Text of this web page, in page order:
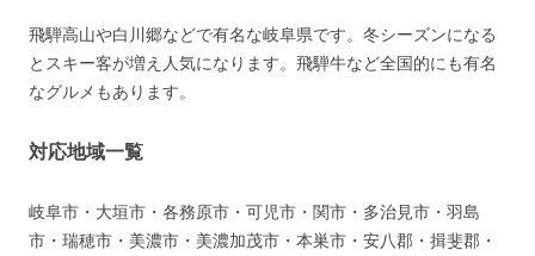
飛騨高山や白川郷などで有名な岐阜県です。冬シーズンになる
とスキー客が増え人気になります。飛騨牛など全国的にも有名
なグルメもあります。
対応地域一覧
岐阜市・大垣市・各務原市・可児市・関市・多治見市・羽島
市・瑞穂市・美濃市・美濃加茂市・本巣市・安八郡・揖斐郡・